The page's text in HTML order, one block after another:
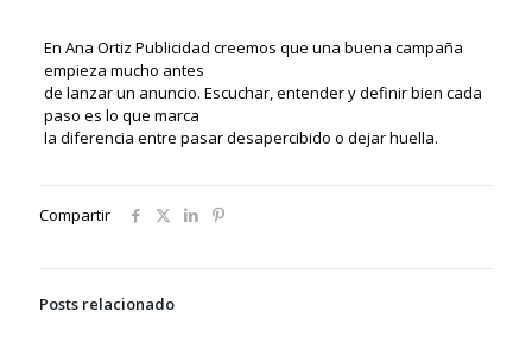
En Ana Ortiz Publicidad creemos que una buena campaña
empieza mucho antes
de lanzar un anuncio. Escuchar, entender y definir bien cada
paso es lo que marca
la diferencia entre pasar desapercibido o dejar huella.
Compartir
Posts relacionado